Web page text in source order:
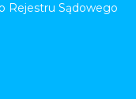
Rejestru Sądowego